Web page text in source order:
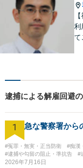
利
て
【
み
軽
逮捕による解雇回避
1 急な警察署から
#冤罪・無実・正当防衛 #痴漢
#逮捕や勾留の阻止・準抗告
#
2026年7月16日